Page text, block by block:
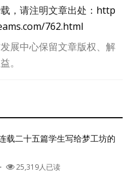
，请注明文章出处： http
762.html
展中心保留文章版权、解
。
载二十五篇学生写给梦工坊的
・ 25,319人已读